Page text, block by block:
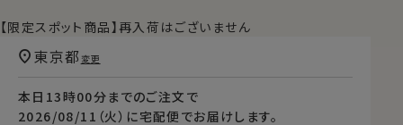
【限定スポット商品】再入荷はございません
本日 13時00分 までのご注文で
2026/08/11（火） に宅配便 でお届けします。
東京都 変更